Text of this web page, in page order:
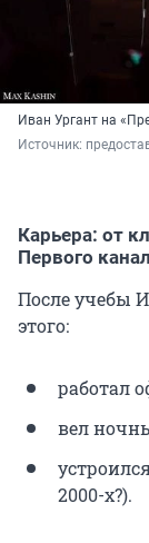
Иван Ургант на
Источник:
Карьера: от
Первого
После учебы
этого:
работал
вел
2000-х?).